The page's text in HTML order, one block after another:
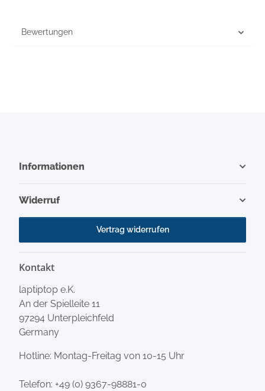
Bewertungen
Informationen
Widerruf
Vertrag widerrufen
Kontakt
laptiptop e.K.
An der Spielleite 11
97294 Unterpleichfeld
Germany
Hotline: Montag-Freitag von 10-15 Uhr
Telefon: +49 (0) 9367-98881-0